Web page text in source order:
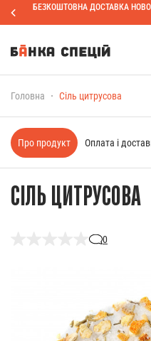
БЕЗКОШТОВНА ДОСТАВКА
Головна Сіль цитрусова
СІЛЬ ЦИТРУСОВА
0
Про продукт Оплата і